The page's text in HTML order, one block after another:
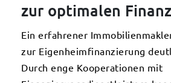
zur optimalen
Ein erfahrener
zur Eigenheimfinanzierung
Durch enge Kooperationen mit